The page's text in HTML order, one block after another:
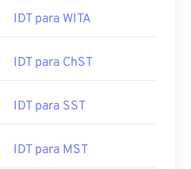
IDT para WITA
IDT para ChST
IDT para SST
IDT para MST